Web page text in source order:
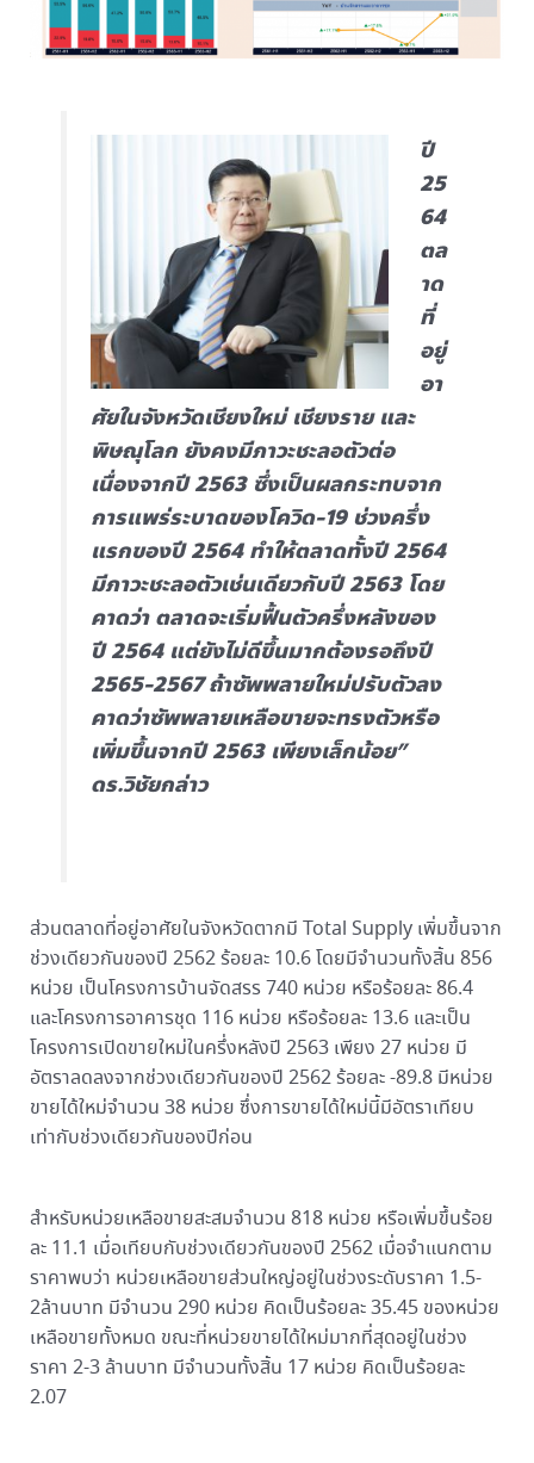
ปี
25
64
ตล
าด
ที่
อยู่
อา
ศัยในจังหวัดเชียงใหม่ เชียงราย และ
พิษณุโลก ยังคงมีภาวะชะลอตัวต่อ
เนื่องจากปี 2563 ซึ่งเป็นผลกระทบจาก
การแพร่ระบาดของโควิด-19 ช่วงครึ่ง
แรกของปี 2564 ทำให้ตลาดทั้งปี 2564
มีภาวะชะลอตัวเช่นเดียวกับปี 2563 โดย
คาดว่า ตลาดจะเริ่มฟื้นตัวครึ่งหลังของ
ปี 2564 แต่ยังไม่ดีขึ้นมากต้องรอถึงปี
2565-2567 ถ้าซัพพลายใหม่ปรับตัวลง
คาดว่าซัพพลายเหลือขายจะทรงตัวหรือ
เพิ่มขึ้นจากปี 2563 เพียงเล็กน้อย”
ดร.วิชัยกล่าว
ส่วนตลาดที่อยู่อาศัยในจังหวัดตากมี Total Supply เพิ่มขึ้นจาก
ช่วงเดียวกันของปี 2562 ร้อยละ 10.6 โดยมีจำนวนทั้งสิ้น 856
หน่วย เป็นโครงการบ้านจัดสรร 740 หน่วย หรือร้อยละ 86.4
และโครงการอาคารชุด 116 หน่วย หรือร้อยละ 13.6 และเป็น
โครงการเปิดขายใหม่ในครึ่งหลังปี 2563 เพียง 27 หน่วย มี
อัตราลดลงจากช่วงเดียวกันของปี 2562 ร้อยละ -89.8 มีหน่วย
ขายได้ใหม่จำนวน 38 หน่วย ซึ่งการขายได้ใหม่นี้มีอัตราเทียบ
เท่ากับช่วงเดียวกันของปีก่อน
สำหรับหน่วยเหลือขายสะสมจำนวน 818 หน่วย หรือเพิ่มขึ้นร้อย
ละ 11.1 เมื่อเทียบกับช่วงเดียวกันของปี 2562 เมื่อจำแนกตาม
ราคาพบว่า หน่วยเหลือขายส่วนใหญ่อยู่ในช่วงระดับราคา 1.5-
2ล้านบาท มีจำนวน 290 หน่วย คิดเป็นร้อยละ 35.45 ของหน่วย
เหลือขายทั้งหมด ขณะที่หน่วยขายได้ใหม่มากที่สุดอยู่ในช่วง
ราคา 2-3 ล้านบาท มีจำนวนทั้งสิ้น 17 หน่วย คิดเป็นร้อยละ
2.07